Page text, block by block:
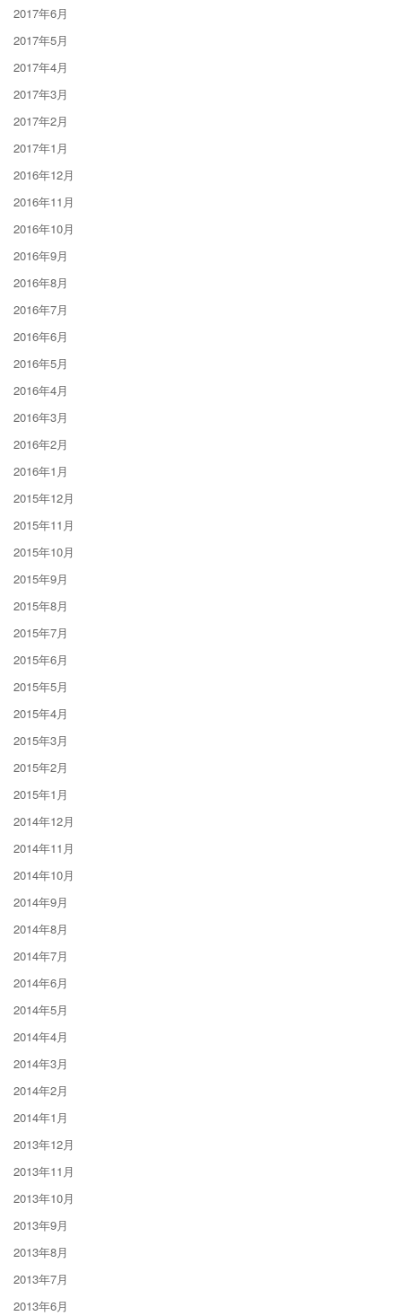
2017年6月
2017年5月
2017年4月
2017年3月
2017年2月
2017年1月
2016年12月
2016年11月
2016年10月
2016年9月
2016年8月
2016年7月
2016年6月
2016年5月
2016年4月
2016年3月
2016年2月
2016年1月
2015年12月
2015年11月
2015年10月
2015年9月
2015年8月
2015年7月
2015年6月
2015年5月
2015年4月
2015年3月
2015年2月
2015年1月
2014年12月
2014年11月
2014年10月
2014年9月
2014年8月
2014年7月
2014年6月
2014年5月
2014年4月
2014年3月
2014年2月
2014年1月
2013年12月
2013年11月
2013年10月
2013年9月
2013年8月
2013年7月
2013年6月